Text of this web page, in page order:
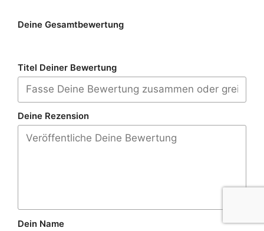
Deine Gesamtbewertung
Titel Deiner Bewertung
Deine Rezension
Dein Name